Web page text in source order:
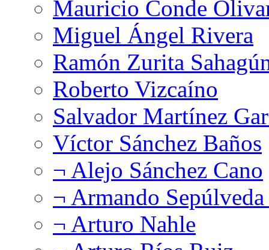
Mauricio Conde
Miguel Ángel Rivera
Ramón Zurita
Roberto Vizcaíno
Salvador Martínez
Víctor Sánchez Baños
¬ Alejo Sánchez Cano
¬ Armando
¬ Arturo Nahle